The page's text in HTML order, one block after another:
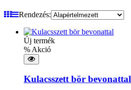
Rendezés:
Új termék
% Akció
Kulacsszett bör bevonattal